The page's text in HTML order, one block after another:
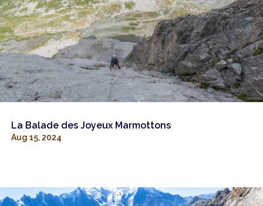
La Balade des Joyeux Marmottons
Aug 15, 2024